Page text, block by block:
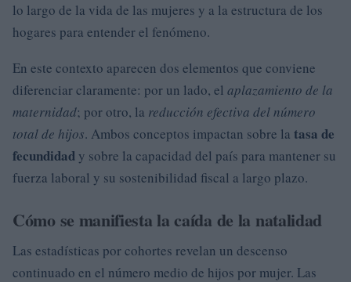
lo largo de la vida de las mujeres y a la estructura de los
hogares para entender el fenómeno.
En este contexto aparecen dos elementos que conviene
diferenciar claramente: por un lado, el aplazamiento de la
maternidad; por otro, la reducción efectiva del número
total de hijos. Ambos conceptos impactan sobre la tasa de
fecundidad y sobre la capacidad del país para mantener su
fuerza laboral y su sostenibilidad fiscal a largo plazo.
Cómo se manifiesta la caída de la natalidad
Las estadísticas por cohortes revelan un descenso
continuado en el número medio de hijos por mujer. Las